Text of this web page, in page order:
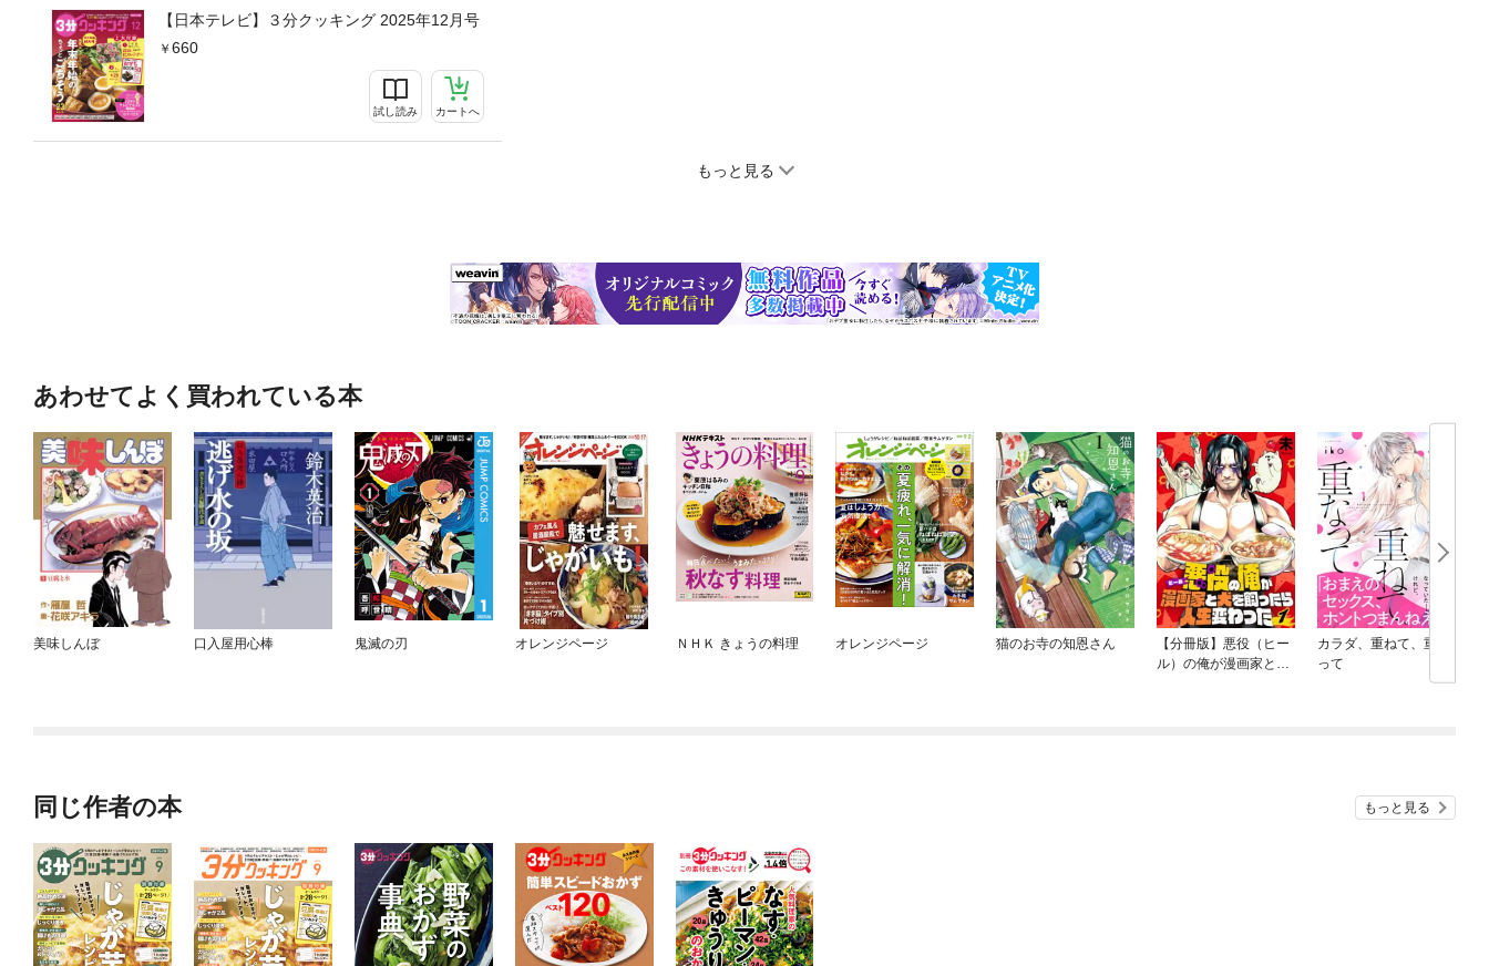
【日本テレビ】３分クッキング 2025年12月号
660
試し読み カートへ
もっと見る
あわせてよく買われている本
美味しんぼ 口入屋用心棒 鬼滅の刃 オレンジページ ＮＨＫ きょうの料理 オレンジページ 猫のお寺の知恩さん
【分冊版】悪役（ヒー
ル）の俺が漫画家と犬
カラダ、重ねて、重な
って
同じ作者の本 もっと見る